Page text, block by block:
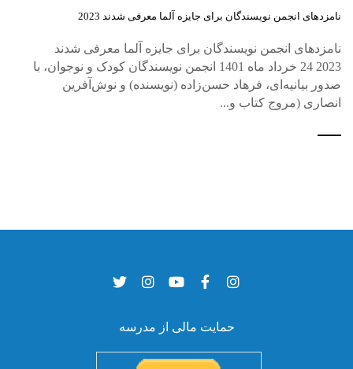
نامزدهای انجمن نویسندگان برای جایزه آلما معرفی شدند 2023
نامزدهای انجمن نویسندگان برای جایزه آلما معرفی شدند
2023 24 خرداد ماه 1401 انجمن نویسندگان کودک و نوجوان، با
صدور بیانیه‌ای، فرهاد حسن‌زاده (نویسنده) و نوش‌آفرین
انصاری (مروج کتاب و...
حمایت مالی از مدرسه